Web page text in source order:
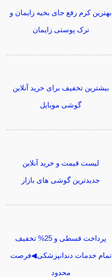
بهترین کرم رفع جای بخیه زایمان و
ترک پوستی زایمان
بیشترین تخفیف برای خرید آنلاین
گوشی موبایل
لیست قیمت و خرید آنلاین
جدیدترین گوشی های بازار
پرداخت قسطی و 25% تخفیف
تمام خدمات دندانپزشکی◀فرصت
محدود